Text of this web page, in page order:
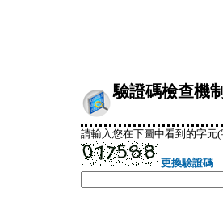
驗證碼檢查機制
請輸入您在下圖中看到的字元
更換驗證碼